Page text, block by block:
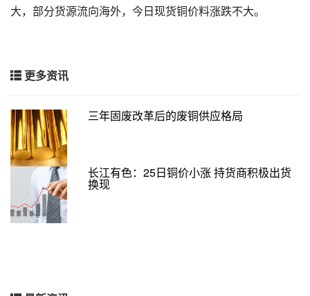
大，部分货源流向海外，今日现货铜价料涨跌不大。
更多资讯
三年固废改革后的废铜供应格局
长江有色：25日铜价小涨 持货商积极出货
换现